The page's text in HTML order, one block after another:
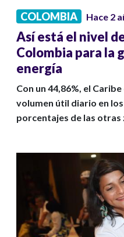
COLOMBIA Hace 2
Así está el nivel
Colombia para la
energía
Con un 44,86%, el
volumen útil diario en
porcentajes de las otras